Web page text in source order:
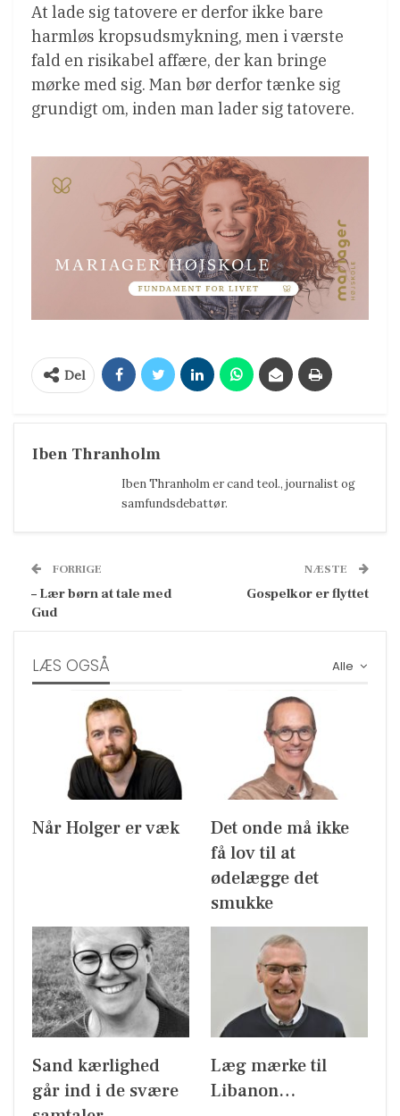
At lade sig tatovere er derfor ikke bare
harmløs kropsudsmykning, men i værste
fald en risikabel affære, der kan bringe
mørke med sig. Man bør derfor tænke sig
grundigt om, inden man lader sig tatovere.
Del
Iben Thranholm
Iben Thranholm er cand teol., journalist og
samfundsdebattør.
FORRIGE
– Lær børn at tale med
Gud
NÆSTE
Gospelkor er flyttet
Alle
LÆS OGSÅ
Når Holger er væk
Det onde må ikke
få lov til at
ødelægge det
smukke
Sand kærlighed
går ind i de svære
Læg mærke til
Libanon…